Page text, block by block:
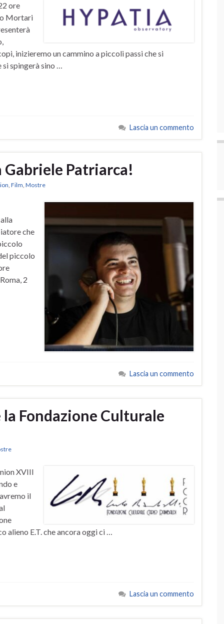
ore
Mortari
inizieremo un cammino a piccoli passi che si
spingerà sino …
Lascia un commento
Gabriele Patriarca!
, Film, Mostre
che
piccolo
2
Lascia un commento
Fondazione Culturale
XVIII
e
il
alieno E.T. che ancora oggi ci …
Lascia un commento